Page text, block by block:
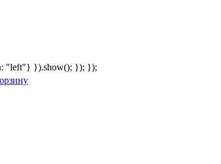
"left"} }).show(); }); });